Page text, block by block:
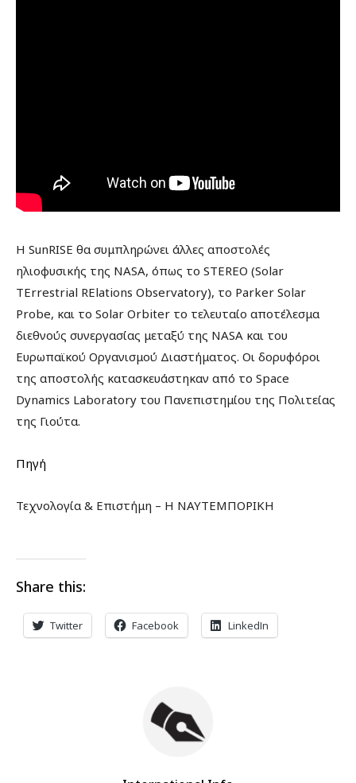
Η SunRISE θα συμπληρώνει άλλες αποστολές
ηλιοφυσικής της NASA, όπως το STEREO (Solar
TErrestrial RElations Observatory), το Parker Solar
Probe, και το Solar Orbiter το τελευταίο αποτέλεσμα
διεθνούς συνεργασίας μεταξύ της NASA και του
Ευρωπαϊκού Οργανισμού Διαστήματος. Οι δορυφόροι
της αποστολής κατασκευάστηκαν από το Space
Dynamics Laboratory του Πανεπιστημίου της Πολιτείας
της Γιούτα.
Πηγή
Τεχνολογία & Επιστήμη – Η ΝΑΥΤΕΜΠΟΡΙΚΗ
Share this:
Twitter Facebook LinkedIn